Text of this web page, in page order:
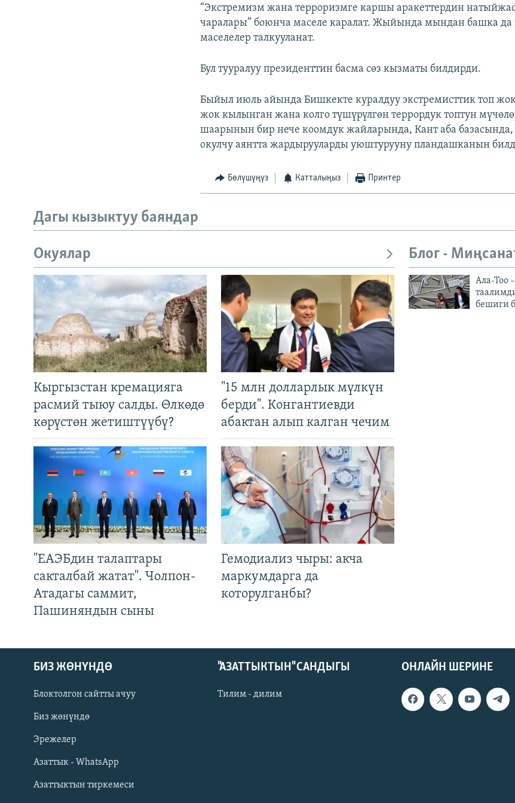
Русский
ОНЛАЙН ШЕРИНЕ
“Экстремизм жана терроризмге каршы аракеттердин
чаралары” боюнча маселе каралат. Жыйында мындан башка да
маселелер талкууланат.
Бул тууралуу президенттин басма сөз кызматы билдирди.
Быйыл июль айында Бишкекте куралдуу экстремисттик топ
жок кылынган жана колго түшүрүлгөн террордук топтун
шаарынын бир нече коомдук жайларында, Кант аба
окулчу аянтта жардырууларды уюштурууну пландашканын
Бөлүшүңүз Катталыңыз Принтер
Дагы кызыктуу баяндар
Окуялар
Кыргызстан кремацияга
расмий тыюу салды. Өлкөдө
көрүстөн жетиштүүбү?
"15 млн долларлык мүлкүн
берди". Конгантиевди
абактан алып калган чечим
"ЕАЭБдин талаптары
сакталбай жатат". Чолпон-
Атадагы саммит,
Пашиняндын сыны
Гемодиализ чыры: акча
маркумдарга да
которулганбы?
Блог -
Ала-Тоо
бешиги
ОНЛАЙН ШЕРИНЕ
БИЗ ЖӨНҮНДӨ
Блоктолгон сайтты ачуу
Биз жөнүндө
Эрежелер
Азаттык - WhatsApp
Азаттыктын тиркемеси
"АЗАТТЫКТЫН" САНДЫГЫ
Тилим - дилим